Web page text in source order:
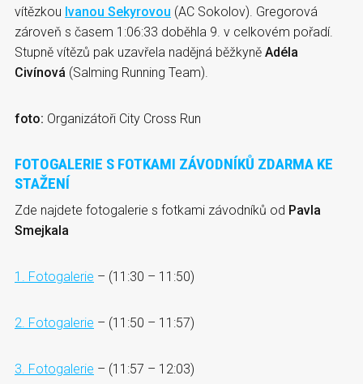
vítězkou Ivanou Sekyrovou (AC Sokolov). Gregorová
zároveň s časem 1:06:33 doběhla 9. v celkovém pořadí.
Stupně vítězů pak uzavřela nadějná běžkyně Adéla
Civínová (Salming Running Team).
foto: Organizátoři City Cross Run
FOTOGALERIE S FOTKAMI ZÁVODNÍKŮ ZDARMA KE
STAŽENÍ
Zde najdete fotogalerie s fotkami závodníků od Pavla
Smejkala
1. Fotogalerie – (11:30 – 11:50)
2. Fotogalerie – (11:50 – 11:57)
3. Fotogalerie – (11:57 – 12:03)